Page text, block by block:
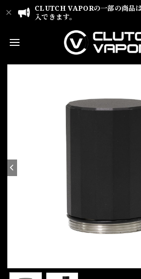
CLUTCH VAPORの一部の商品
入できます。